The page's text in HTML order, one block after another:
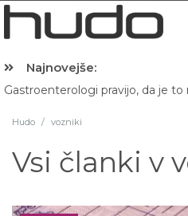
Najnovejše:
Gastroenterologi pravijo, da je to
Hudo / vozniki
Vsi članki v